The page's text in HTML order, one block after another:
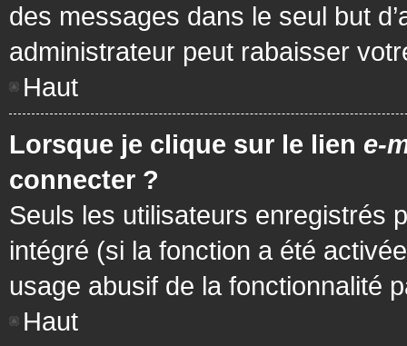
des messages dans le seul but
administrateur peut rabaisser
Haut
Lorsque je clique sur le lien e-
connecter ?
Seuls les utilisateurs enregistrés
intégré (si la fonction a été
usage abusif de la fonctionnalité
Haut